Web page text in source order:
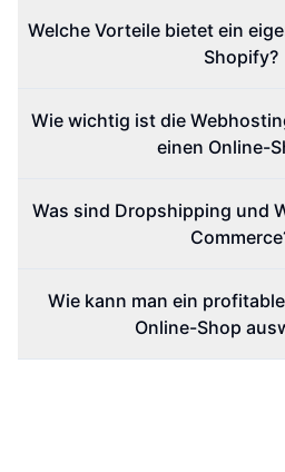
Welche Vorteile bietet ein
Shopify?
Wie wichtig ist die
einen Online-
Was sind Dropshipping und
Wie kann man ein
Online-Shop